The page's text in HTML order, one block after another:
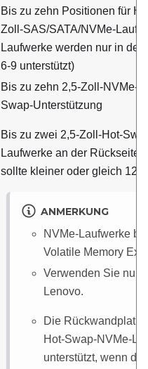
Bis zu zehn Positionen für
Zoll-SAS/SATA/NVMe-
Laufwerke werden nur in
6-9 unterstützt)
Bis zu zehn 2,5-Zoll-NVMe-
Swap-Unterstützung
Bis zu zwei 2,5-Zoll-Hot-
Laufwerke an der Rückseite
sollte kleiner oder gleich 125
ANMERKUNG
NVMe-Laufwerke
Volatile Memory
Verwenden Sie nur
Lenovo.
Die
Hot-Swap-NVMe-
unterstützt, wenn